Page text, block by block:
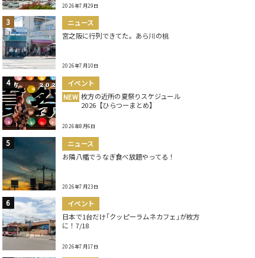
2026年7月29日
ニュース
宮之阪に行列できてた。あら川の桃
2026年7月10日
イベント
NEW 枚方の近所の夏祭りスケジュール
2026【ひらつーまとめ】
2026年8月6日
ニュース
お隣八幡でうなぎ食べ放題やってる！
2026年7月23日
イベント
日本で1台だけ｢クッピーラムネカフェ｣が枚方
に！7/18
2026年7月17日